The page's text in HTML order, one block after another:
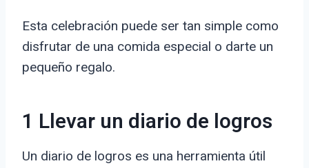
Esta celebración puede ser tan simple como
disfrutar de una comida especial o darte un
pequeño regalo.
1 Llevar un diario de logros
Un diario de logros es una herramienta útil